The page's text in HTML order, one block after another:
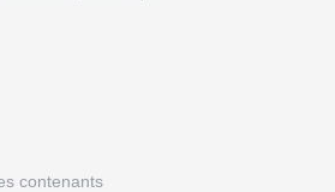
contenants